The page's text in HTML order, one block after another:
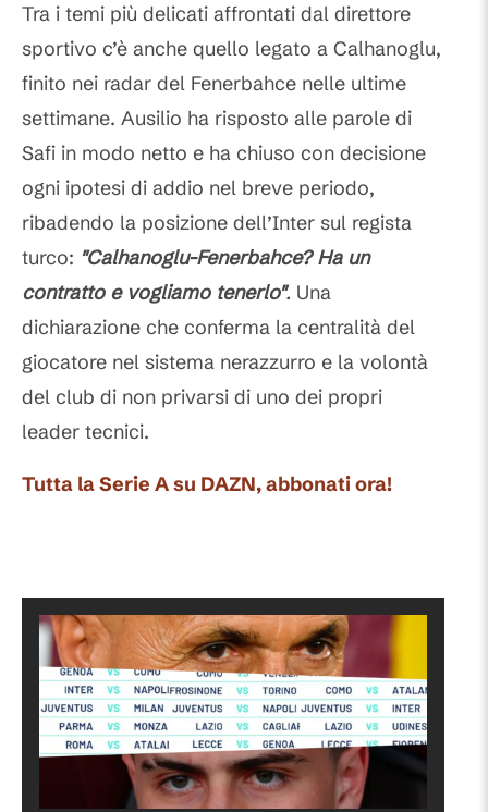
Tra i temi più delicati affrontati dal direttore
sportivo c’è anche quello legato a Calhanoglu,
finito nei radar del Fenerbahce nelle ultime
settimane. Ausilio ha risposto alle parole di
Safi in modo netto e ha chiuso con decisione
ogni ipotesi di addio nel breve periodo,
ribadendo la posizione dell’Inter sul regista
turco: "Calhanoglu-Fenerbahce? Ha un
contratto e vogliamo tenerlo". Una
dichiarazione che conferma la centralità del
giocatore nel sistema nerazzurro e la volontà
del club di non privarsi di uno dei propri
leader tecnici.
Tutta la Serie A su DAZN, abbonati ora!